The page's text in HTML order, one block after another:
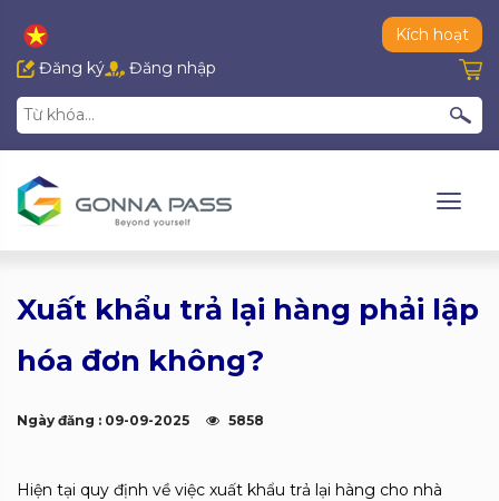
Kích hoạt
Đăng ký
Đăng nhập
Xuất khẩu trả lại hàng phải lập
hóa đơn không?
Ngày đăng : 09-09-2025 5858
Hiện tại quy định về việc xuất khẩu trả lại hàng cho nhà